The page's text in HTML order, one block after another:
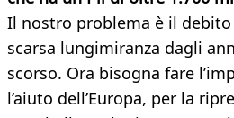
Il nostro problema è il
scarsa lungimiranza dagli
scorso. Ora bisogna fare
l’aiuto dell’Europa, per la